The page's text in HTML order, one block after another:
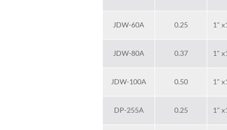
JDW-60A 0.25 1"
JDW-80A 0.37 1"
JDW-100A 0.50 1"
DP-255A 0.25 1"